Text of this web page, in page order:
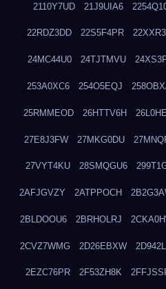
2110Y7UD 21J9UIA6
22RDZ3DD 22S5F4PR
24MC44U0 24TJTMVU
253A0XC6 254O5EQJ
25RMMEOD 26HTTV6H
27E8J3FW 27MKG0DU
27VYT4KU 28SMQGU6
2AFJGVZY 2ATPPOCH
2BLDOOU6 2BRHOLRJ
2CVZ7WMG 2D26EBXW
2EZC76PR 2F53ZH8K